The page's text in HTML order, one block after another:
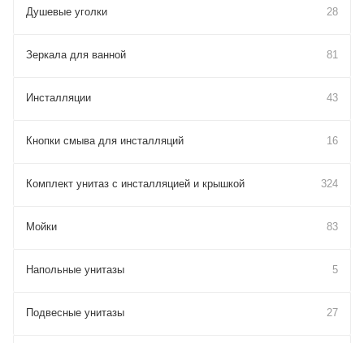
Душевые уголки 28
Зеркала для ванной 81
Инсталляции 43
Кнопки смыва для инсталляций 16
Комплект унитаз с инсталляцией и крышкой 324
Мойки 83
Напольные унитазы 5
Подвесные унитазы 27